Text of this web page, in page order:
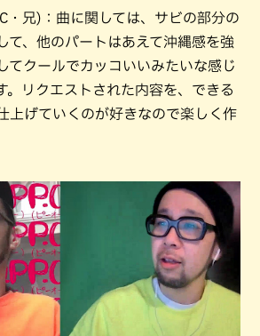
・兄)：曲に関しては、サビの部分の
て、他のパートはあえて沖縄感を強
てクールでカッコいいみたいな感じ
。リクエストされた内容を、できる
上げていくのが好きなので楽しく作